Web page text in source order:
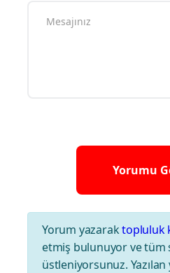
Yorum yazaraktopluluk
etmiş bulunuyor ve
üstleniyorsunuz.